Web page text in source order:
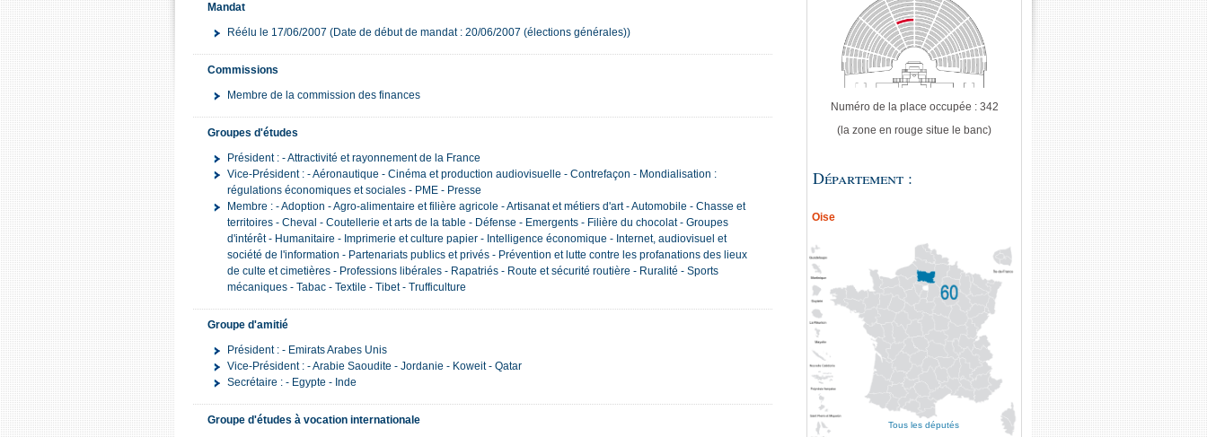
Mandat
Réélu le 17/06/2007 (Date de début de mandat : 20/06/2007 (élections générales))
Commissions
Membre de la commission des finances
Groupes d'études
Président : - Attractivité et rayonnement de la France
Vice-Président : - Aéronautique - Cinéma et production audiovisuelle - Contrefaçon - Mondialisation :
régulations économiques et sociales - PME - Presse
Membre : - Adoption - Agro-alimentaire et filière agricole - Artisanat et métiers d'art - Automobile - Chasse et
territoires - Cheval - Coutellerie et arts de la table - Défense - Emergents - Filière du chocolat - Groupes
d'intérêt - Humanitaire - Imprimerie et culture papier - Intelligence économique - Internet, audiovisuel et
société de l'information - Partenariats publics et privés - Prévention et lutte contre les profanations des lieux
de culte et cimetières - Professions libérales - Rapatriés - Route et sécurité routière - Ruralité - Sports
mécaniques - Tabac - Textile - Tibet - Trufficulture
Groupe d'amitié
Président : - Emirats Arabes Unis
Vice-Président : - Arabie Saoudite - Jordanie - Koweit - Qatar
Secrétaire : - Egypte - Inde
Groupe d'études à vocation internationale
Numéro de la place occupée : 342
(la zone en rouge situe le banc)
Département :
Oise
Tous les députés